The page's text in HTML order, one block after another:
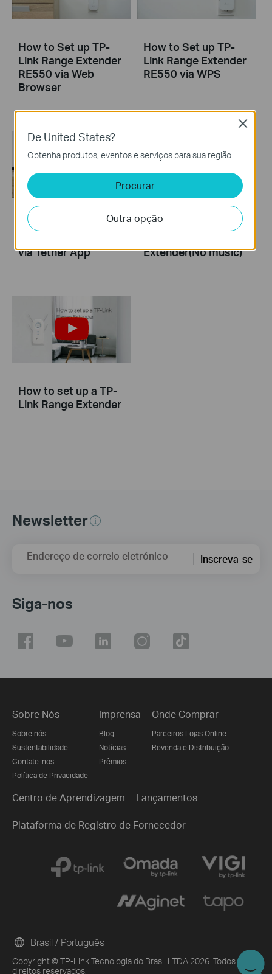
How to Set up TP-
Link Range Extender
RE550 via Web
Browser
How to Set up TP-
Link Range Extender
RE550 via WPS
How to Set Up TP
via Tether App
How to set up a TP-
Extender(No music)
How to set up a TP-
Link Range Extender
Newsletter
Endereço de correio eletrónico Inscreva-se
Siga-nos
Sobre Nós
Sobre nós
Sustentabilidade
Contate-nos
Política de Privacidade
Imprensa
Blog
Notícias
Prêmios
Onde Comprar
Parceiros Lojas Online
Revenda e Distribuição
Centro de Aprendizagem Lançamentos
Plataforma de Registro de Fornecedor
Copyright © TP-Link Tecnologia do Brasil LTDA 2026. Todos os
direitos reservados.
Brasil / Português
De United States?
Obtenha produtos, eventos e serviços para sua região.
Procurar
Outra opção
Close